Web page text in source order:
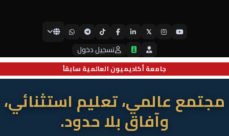
جامعة أكاديميون العالمية سابقاً
𝕏
تسجيل دخول
جامعة أيبكسي العالمية
مجتمع عالمي، تعليم استثنائي،
وآفاق بلا حدود.